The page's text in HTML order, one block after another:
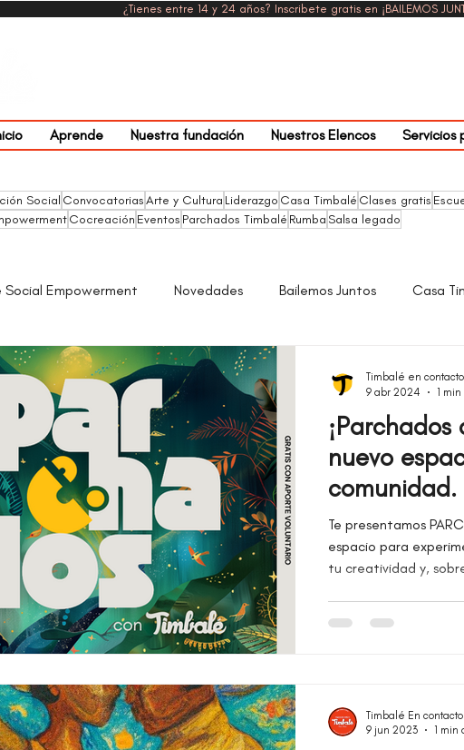
¿Tienes entre 14 y 24 años? Inscribete gratis en ¡BAILEMOS
Aprende Nuestra fundación Nuestros Elencos Servicios
Social ConvocatoriasArte y Cultura Liderazgo Casa Timbalé Clases gratis
Cocreación Eventos Parchados Timbalé Rumba Salsa legado
Social Empowerment Novedades Bailemos Juntos Casa
Fest 2022 Empresa Parchados con Timbalé
nuevo
comunidad.
Te presentamos
espacio para experimentar, para compartir,
tu creatividad y,
Timbalé en contacto
9 abr 2024
1
Timbalé En contacto
9 jun 2023
1 min